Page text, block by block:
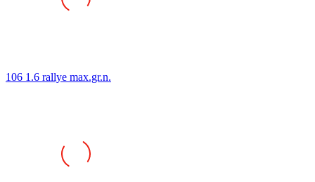
106 1.6 rallye max.gr.n.